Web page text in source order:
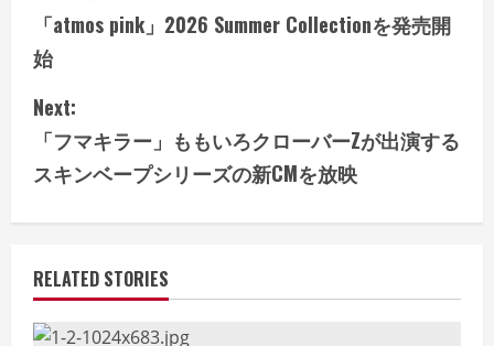
o
n
i
n
u
e
「atmos pink」2026 Summer Collectionを発売開
始
Next:
「フマキラー」ももいろクローバーZが出演する
スキンベープシリーズの新CMを放映
RELATED STORIES